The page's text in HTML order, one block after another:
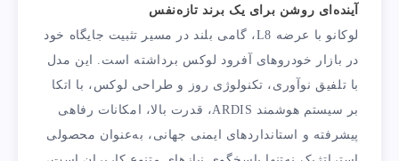
آینده‌ای روشن برای یک برند تازه‌نفس
لوکانو با عرضه L8، گامی بلند در مسیر تثبیت جایگاه خود
در بازار خودروهای آفرود لوکس برداشته است. این مدل
با تلفیق نوآوری، تکنولوژی روز و طراحی لوکس، با اتکا
بر سیستم هوشمند ARDIS، قدرت بالا، امکانات رفاهی
پیشرفته و استانداردهای ایمنی جهانی، به‌عنوان محصولی